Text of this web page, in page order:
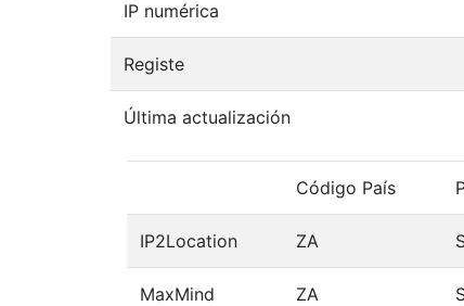
IP numérica
Registe
Última actualización
Código País
IP2Location ZA
MaxMind ZA